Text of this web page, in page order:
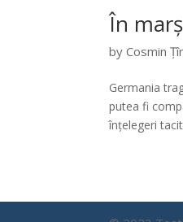
În
byCosmin
Germania
putea fi
înțelegeri